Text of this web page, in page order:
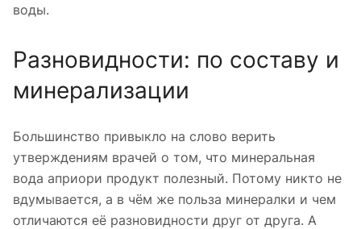
воды.
Разновидности: по составу и
минерализации
Большинство привыкло на слово верить
утверждениям врачей о том, что минеральная
вода априори продукт полезный. Потому никто не
вдумывается, а в чём же польза минералки и чем
отличаются её разновидности друг от друга. А